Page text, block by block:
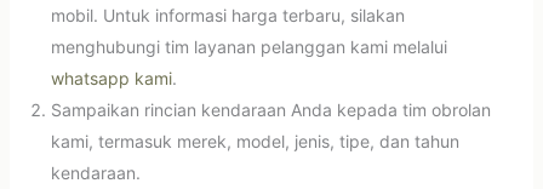
mobil. Untuk informasi harga terbaru, silakan
menghubungi tim layanan pelanggan kami melalui
whatsapp kami.
Sampaikan rincian kendaraan Anda kepada tim obrolan
kami, termasuk merek, model, jenis, tipe, dan tahun
kendaraan.